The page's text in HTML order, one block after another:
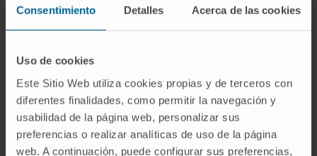
Consentimiento Detalles Acerca de las cookies
Uso de cookies
Este Sitio Web utiliza cookies propias y de terceros con
diferentes finalidades, como permitir la navegación y
usabilidad de la página web, personalizar sus
preferencias o realizar analíticas de uso de la página
web. A continuación, puede configurar sus preferencias,
sanitario, científico y académico para reflexionar
sobre el papel de las mujeres africanas en la
Han participado
catedrática de Química Inorgánica de la Universidad
Nacional de Educación a Distancia;Íñigo Pérez
Baroja, decano del Colegio Oficial de Químicos de
Madrid, yDamaris Nduta Wachira-Mbui,